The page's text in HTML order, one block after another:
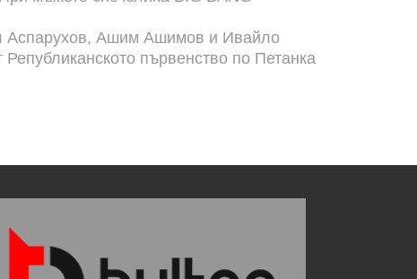
Аспарухов, Ашим Ашимов и Ивайло
първенство по Петанка